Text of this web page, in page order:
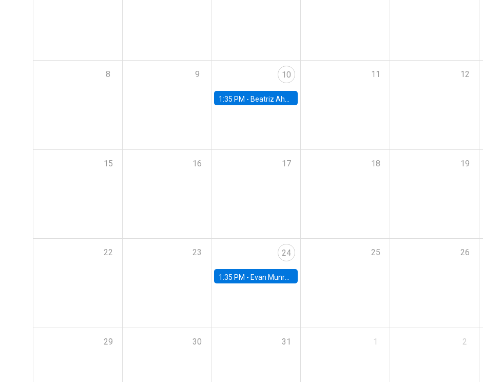
8 9 10
1:35 PM - Beatriz Ahumada, PhD candidate, Universidad de Pittsburgh
11 12
15 16 17 18 19
22 23 24
1:35 PM - Evan Munro, Neyman Visiting Assistant Professor in the Department of Statistics at UC Berkeley
25 26
29 30 31 1 2